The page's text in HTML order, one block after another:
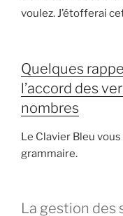
voulez. J’étofferai
Quelques
l’accord des
nombres
Le Clavier Bleu
grammaire.
La gestion des